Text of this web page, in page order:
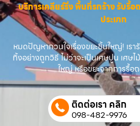
บริการเคลียร์ริ่ง พื้นที่รกร้าง รับรื้
ประเภท
หมดปัญหากวนใจเรื่องขยะชิ้นใหญ่! เรา
ทิ้งอย่างถูกวิธี ไม่ว่าจะเป็นเศษปูน เศษ
ใหญ่ หรือขยะจากการรื้อ
ติดต่อเรา คลิก
098-482-9976